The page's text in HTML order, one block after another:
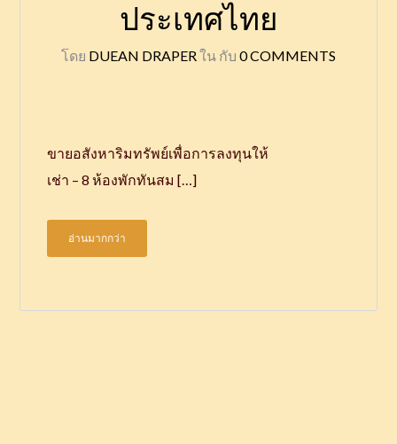
ประเทศไทย
โดย DUEAN DRAPERใน กับ 0 COMMENTS
ขายอสังหาริมทรัพย์เพื่อการลงทุนให้
เช่า – 8 ห้องพักทันสม […]
อ่านมากกว่า